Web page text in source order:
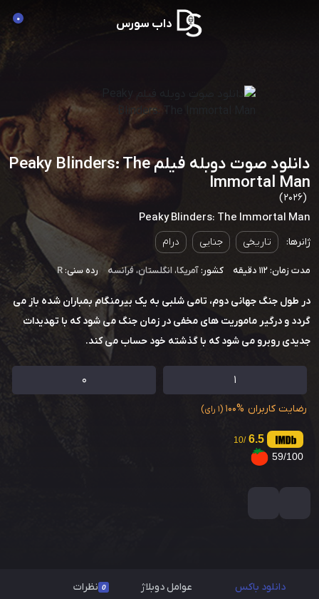
0 داب سورس
دانلود صوت دوبله فیلم Peaky Blinders: The
Immortal Man
(2026)
Peaky Blinders: The Immortal Man
ژانرها: تاریخی جنایی درام
مدت زمان: 112 دقیقه کشور:آمریکا،انگلستان، فرانسه رده سنی:R
در طول جنگ جهانی دوم، تامی شلبی به یک بیرمنگام بمباران شده باز می
گردد و درگیر ماموریت های مخفی در زمان جنگ می شود که با تهدیدات
جدیدی روبرو می شود که با گذشته خود حساب می کند.
1
0
رضایت کاربران 100% (1 رای)
6.5
/10
59/100
دانلود باکس عوامل دوبلاژ 0 نظرات